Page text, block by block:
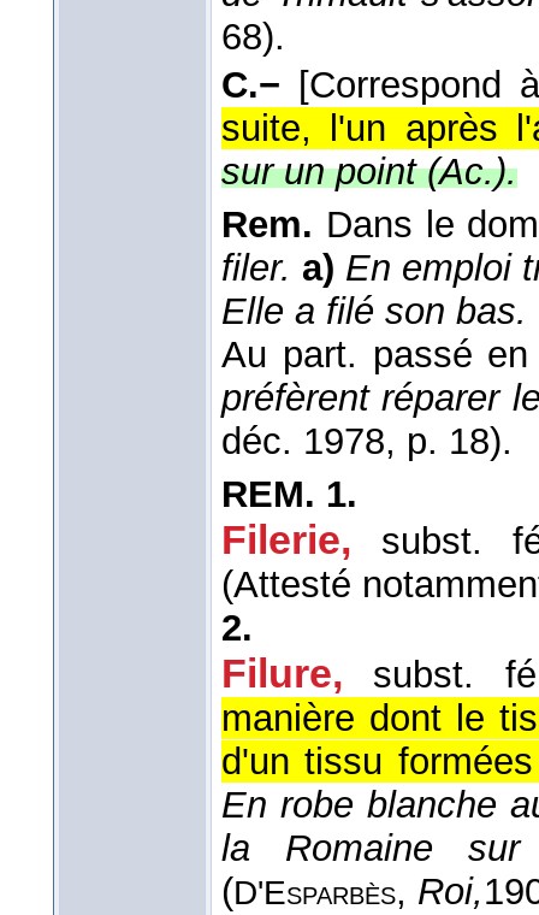
68).
C.− [Correspond
suite, l'un après
sur un point (Ac.).
Rem. Dans le
filer. a) En emploi
Elle a filé son bas.
Au part. passé
préfèrent réparer
déc. 1978, p. 18).
REM. 1.
Filerie,
subst.
(Attesté
2.
Filure,
subst.
manière dont le
d'un tissu
En robe blanche
la Romaine
(D'Esparbès, Roi,